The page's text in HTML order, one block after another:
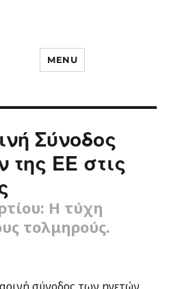
MENU
Σύνοδος
της ΕΕ στις
Η τύχη
τολμηρούς.